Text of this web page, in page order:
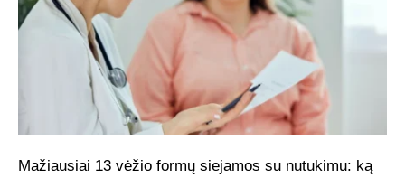
Mažiausiai 13 vėžio formų siejamos su nutukimu: ką